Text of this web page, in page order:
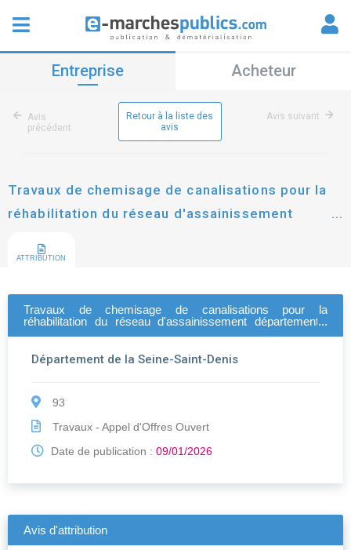
Entreprise Acheteur
Avis
précédent
Retour à la liste des
avis
Avis suivant
Travaux de chemisage de canalisations pour la
réhabilitation du réseau d'assainissement
ATTRIBUTION
Travaux de chemisage de canalisations pour la
réhabilitation du réseau d'assainissement départemental
Département de la Seine-Saint-Denis
93
Travaux - Appel d'Offres Ouvert
Date de publication : 09/01/2026
Avis d'attribution